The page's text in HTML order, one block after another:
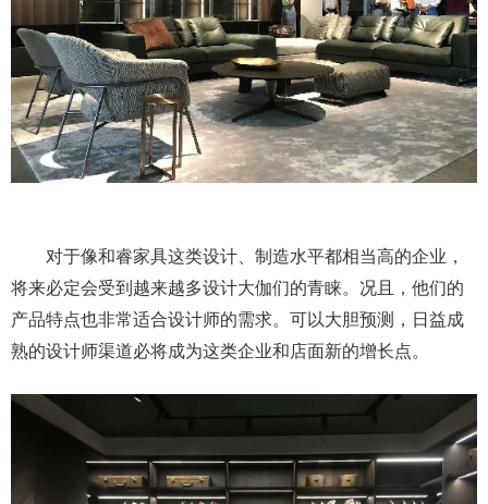
对于像和睿家具这类设计、制造水平都相当高的企业，
将来必定会受到越来越多设计大伽们的青睐。况且，他们的
产品特点也非常适合设计师的需求。可以大胆预测，日益成
熟的设计师渠道必将成为这类企业和店面新的增长点。